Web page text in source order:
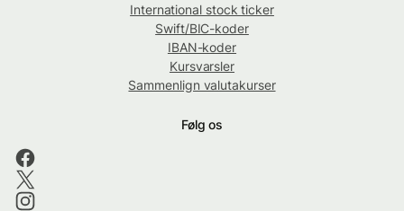
International stock ticker
Swift/BIC-koder
IBAN-koder
Kursvarsler
Sammenlign valutakurser
Følg os